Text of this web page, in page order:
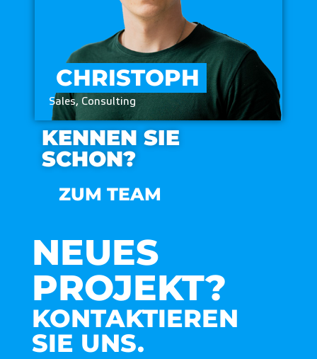
CHRISTOPH
Sales, Consulting
KENNEN SIE
SCHON?
ZUM TEAM
NEUES
PROJEKT?
KONTAKTIEREN
SIE UNS.